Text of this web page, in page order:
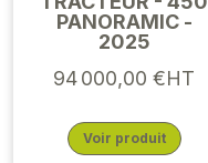
PANORAMIC -
2025
94 000,00 €HT
Voir produit